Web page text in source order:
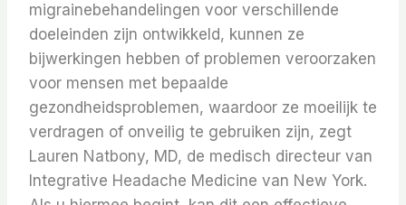
migrainebehandelingen voor verschillende
doeleinden zijn ontwikkeld, kunnen ze
bijwerkingen hebben of problemen veroorzaken
voor mensen met bepaalde
gezondheidsproblemen, waardoor ze moeilijk te
verdragen of onveilig te gebruiken zijn, zegt
Lauren Natbony, MD, de medisch directeur van
Integrative Headache Medicine van New York.